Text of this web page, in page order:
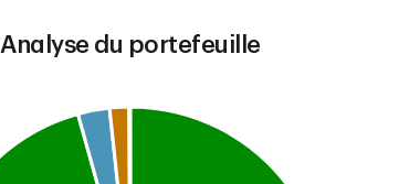
Analyse du portefeuille